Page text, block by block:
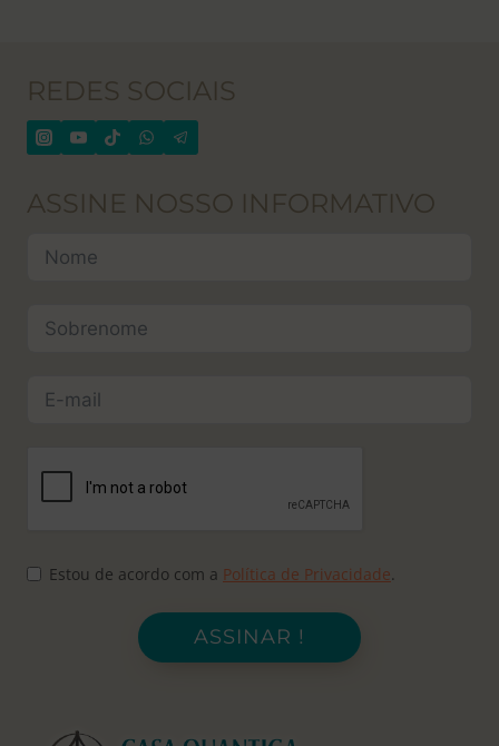
REDES SOCIAIS
ASSINE NOSSO INFORMATIVO
Estou de acordo com a Política de Privacidade.
ASSINAR !